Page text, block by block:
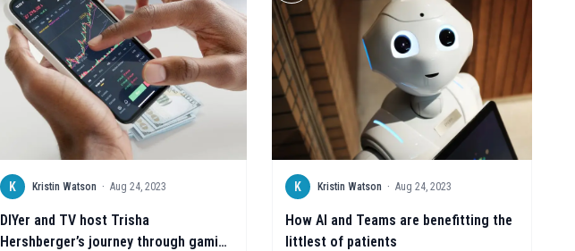
K Kristin Watson · Aug 24, 2023
DIYer and TV host Trisha
Hershberger’s journey through gaming
K Kristin Watson · Aug 24, 2023
How AI and Teams are benefitting the
littlest of patients